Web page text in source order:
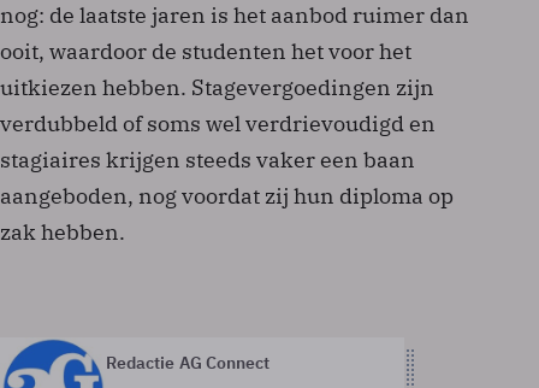
nog: de laatste jaren is het aanbod ruimer dan
ooit, waardoor de studenten het voor het
uitkiezen hebben. Stagevergoedingen zijn
verdubbeld of soms wel verdrievoudigd en
stagiaires krijgen steeds vaker een baan
aangeboden, nog voordat zij hun diploma op
zak hebben.
Redactie AG Connect